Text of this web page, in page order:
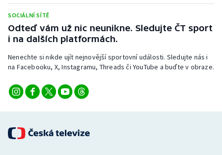
SOCIÁLNÍ SÍTĚ
Odteď vám už nic neunikne. Sledujte ČT sport
i na dalších platformách.
Nenechte si nikde ujít nejnovější sportovní události. Sledujte nás i
na Facebooku, X, Instagramu, Threads či YouTube a buďte v obraze.